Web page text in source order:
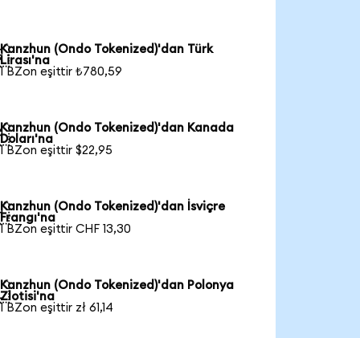
Kanzhun (Ondo Tokenized)'dan Türk
Lirası'na
1 BZon eşittir ₺780,59
Kanzhun (Ondo Tokenized)'dan Kanada
Doları'na
1 BZon eşittir $22,95
Kanzhun (Ondo Tokenized)'dan İsviçre
Frangı'na
1 BZon eşittir CHF 13,30
Kanzhun (Ondo Tokenized)'dan Polonya
Zlotisi'na
1 BZon eşittir zł 61,14